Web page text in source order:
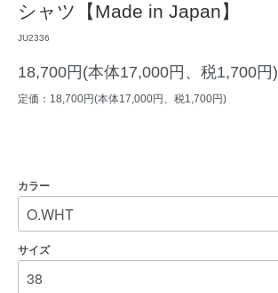
シャツ【Made in Japan】
JU2336
18,700円(本体17,000円、税1,700円)
定価：18,700円(本体17,000円、税1,700円)
カラー
サイズ